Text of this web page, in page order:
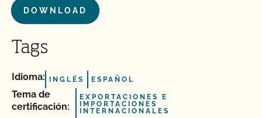
DOWNLOAD
Tags
Idioma: INGLÉS ESPAÑOL
Tema de
certificación:
EXPORTACIONES E
IMPORTACIONES
INTERNACIONALES